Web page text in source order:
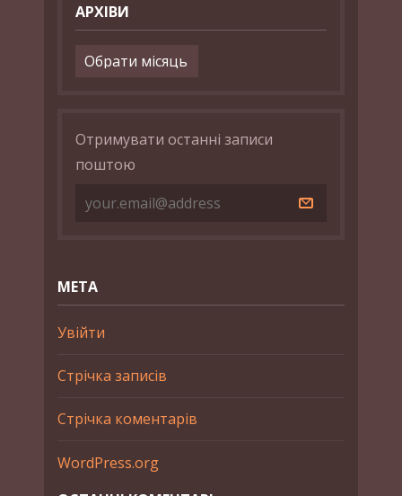
АРХІВИ
Архіви
Отримувати останні записи
поштою
МЕТА
Увійти
Стрічка записів
Стрічка коментарів
WordPress.org